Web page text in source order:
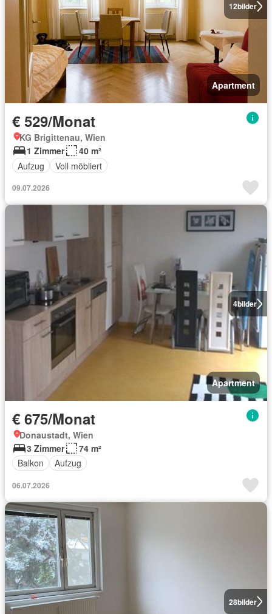
12bilder
Apartment
€ 529/Monat
KG Brigittenau, Wien
1 Zimmer
40 m²
Aufzug
Voll möbliert
09.07.2026
4bilder
Apartment
€ 675/Monat
Donaustadt, Wien
3 Zimmer
74 m²
Balkon
Aufzug
06.07.2026
28bilder